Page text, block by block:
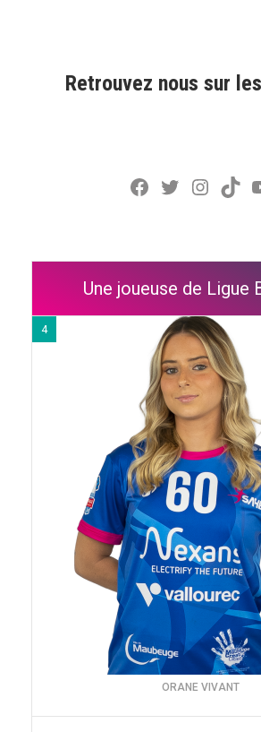
Retrouvez nous sur
Facebook
Twitter
Une joueuse de Ligue
4
ORANE VIVANT